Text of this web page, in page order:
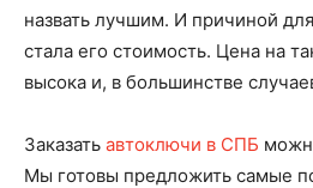
назвать лучшим. И причиной
стала его стоимость. Цена на
высока и, в большинстве
Заказать автоключи в СПБ
Мы готовы предложить самые